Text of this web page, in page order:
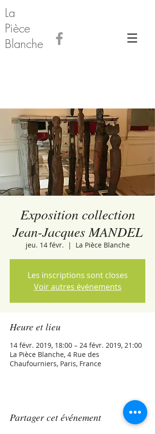
La
Pièce
Blanche
Exposition collection
Jean-Jacques MANDEL
jeu. 14 févr.
  |
La Pièce Blanche
Les inscriptions sont closes
Voir autres événements
Heure et lieu
14 févr. 2019, 18:00 – 24 févr. 2019, 21:00
La Pièce Blanche, 4 Rue des
Chaufourniers, Paris, France
Partager cet événement